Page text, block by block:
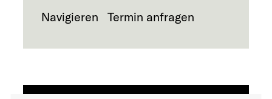
Navigieren Termin anfragen